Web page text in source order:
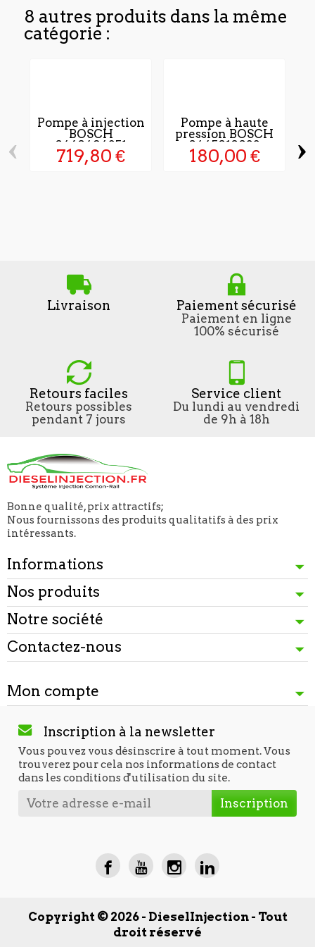
8 autres produits dans la même
catégorie :
Pompe à injection
BOSCH
0460494351
719,80 €
Pompe à haute
pression BOSCH
0445010033
180,00 €
‹ ›
Livraison Paiement sécurisé
Paiement en ligne
100% sécurisé
Retours faciles
Retours possibles
pendant 7 jours
Service client
Du lundi au vendredi
de 9h à 18h
Bonne qualité, prix attractifs;
Nous fournissons des produits qualitatifs à des prix
intéressants.
Informations
Nos produits
Notre société
Contactez-nous
Mon compte
Inscription à la newsletter
Vous pouvez vous désinscrire à tout moment. Vous
trouverez pour cela nos informations de contact
dans les conditions d'utilisation du site.
Copyright © 2026 - DieselInjection - Tout
droit réservé